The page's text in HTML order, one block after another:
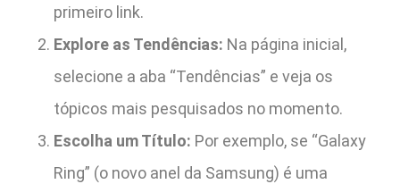
primeiro link.
Explore as Tendências: Na página inicial,
selecione a aba “Tendências” e veja os
tópicos mais pesquisados no momento.
Escolha um Título: Por exemplo, se “Galaxy
Ring” (o novo anel da Samsung) é uma